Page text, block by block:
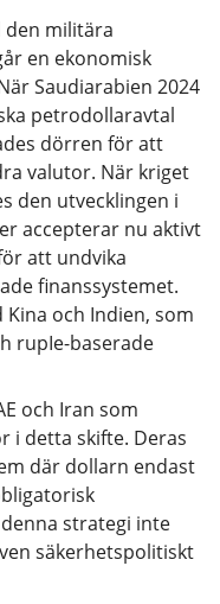
den militära
en ekonomisk
Saudiarabien 2024
petrodollaravtal
dörren för att
valutor. När kriget
den utvecklingen i
accepterar nu aktivt
att undvika
finanssystemet.
och Indien, som
rupIe-baserade
och Iran som
i detta skifte. Deras
där dollarn endast
strategi inte
säkerhetspolitiskt